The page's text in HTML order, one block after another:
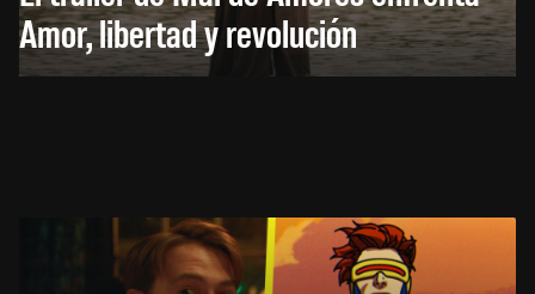
Amor, libertad y revolución